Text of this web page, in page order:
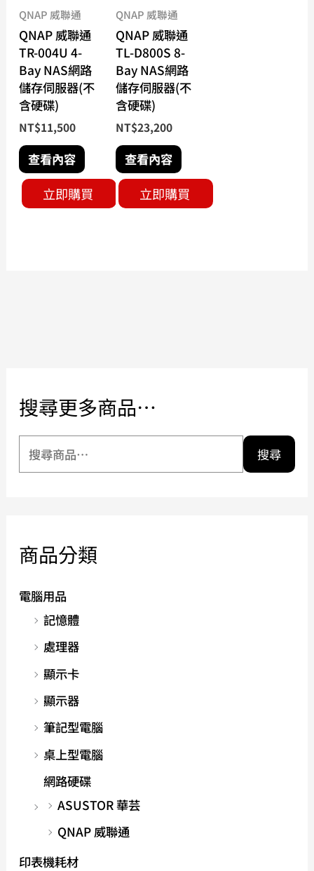
QNAP 威聯通
QNAP 威聯通
TR-004U 4-
Bay NAS網路
儲存伺服器(不
含硬碟)
NT$11,500
查看內容
立即購買
QNAP 威聯通
QNAP 威聯通
TL-D800S 8-
Bay NAS網路
儲存伺服器(不
含硬碟)
NT$23,200
查看內容
立即購買
搜尋更多商品…
搜尋
商品分類
電腦用品
記憶體
處理器
顯示卡
顯示器
筆記型電腦
桌上型電腦
網路硬碟
ASUSTOR 華芸
QNAP 威聯通
印表機耗材